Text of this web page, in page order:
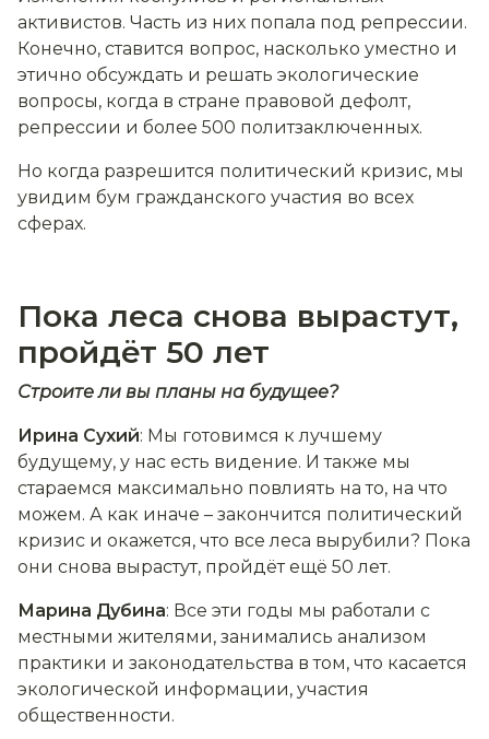
активистов. Часть из них попала под репрессии.
Конечно, ставится вопрос, насколько уместно и
этично обсуждать и решать экологические
вопросы, когда в стране правовой дефолт,
репрессии и более 500 политзаключенных.
Но когда разрешится политический кризис, мы
увидим бум гражданского участия во всех
сферах.
Пока леса снова вырастут,
пройдёт 50 лет
Строите ли вы планы на будущее?
Ирина Сухий: Мы готовимся к лучшему
будущему, у нас есть видение. И также мы
стараемся максимально повлиять на то, на что
можем. А как иначе – закончится политический
кризис и окажется, что все леса вырубили? Пока
они снова вырастут, пройдёт ещё 50 лет.
Марина Дубина: Все эти годы мы работали с
местными жителями, занимались анализом
практики и законодательства в том, что касается
экологической информации, участия
общественности.